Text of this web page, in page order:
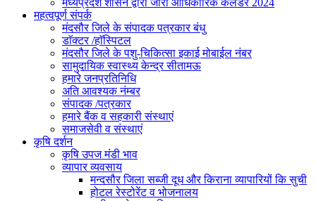
महत्वपूर्ण संपर्क
मंदसौर जिले के संपादक पत्रकार बंधु
डाॅक्टर /हाॅस्पिटल
मंदसौर जिले के पशु-चिकित्सा इकाई मोबाईल नंबर
सामुदायिक स्वास्थ्य केन्द्र सीतामऊ
हमारे जनप्रतिनिधि
अति आवश्यक नंम्बर
संपादक /पत्रकार
हमारे बैंक व सहकारी संस्थाएं
समाजसेवी व संस्थाएं
कृषि दर्शन
कृषि उपज मंडी भाव
व्यापार व्यवसाय
मन्दसौर जिला सब्जी दूध और किराना व्यापारियों कि सुची
होटल रेस्टोरेंट व भोजनालय